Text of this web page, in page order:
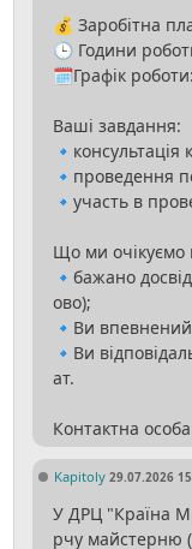
💰 Заробітна
🕒 Години
🗓Графік
Ваші завдання:
🔹консультація
🔹проведення
🔹участь в
Що ми очікуємо
🔹бажано
ово);
🔹Ви
🔹Ви
ат.
Kapitoly 29.07.2026
У ДРЦ "Країна
рчу майстерню